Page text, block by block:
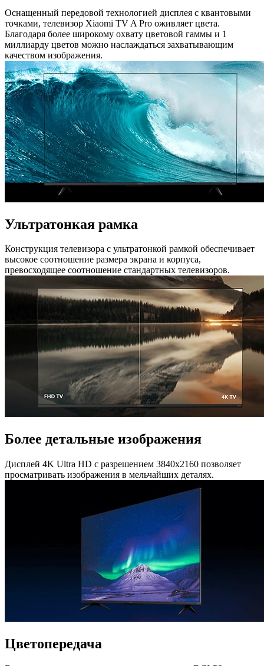
Оснащенный передовой технологией дисплея с квантовыми
точками, телевизор Xiaomi TV A Pro оживляет цвета.
Благодаря более широкому охвату цветовой гаммы и 1
миллиарду цветов можно наслаждаться захватывающим
качеством изображения.
Ультратонкая рамка
Конструкция телевизора с ультратонкой рамкой обеспечивает
высокое соотношение размера экрана и корпуса,
превосходящее соотношение стандартных телевизоров.
Более детальные изображения
Дисплей 4K Ultra HD с разрешением 3840х2160 позволяет
просматривать изображения в мельчайших деталях.
Цветопередача